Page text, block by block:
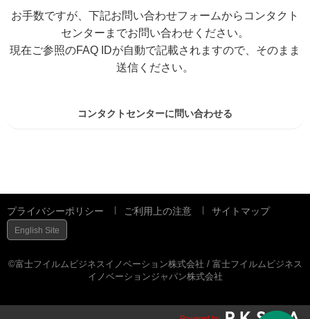
お手数ですが、下記お問い合わせフォームからコンタクト
センターまでお問い合わせください。
現在ご参照のFAQ IDが自動で記載されますので、そのまま
送信ください。
コンタクトセンターに問い合わせる
プライバシーポリシー ご利用上の注意 サイトマップ
English Site
©富士フイルムビジネスイノベーション株式会社 / 富士フイルムビジネス
イノベーションジャパン株式会社